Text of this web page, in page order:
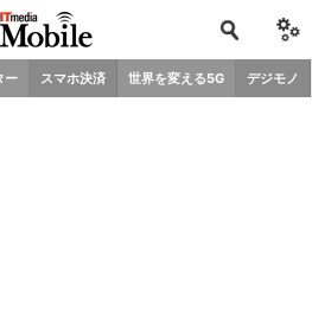
ー スマホ決済 世界を変える5G デジモノ